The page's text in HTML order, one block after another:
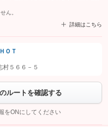
ん。
詳細はこちら
追加してから「許可する」ボタンを押
して問い合わせを
ＯＴ
村５６６－５
ルートを確認する
をONにしてください